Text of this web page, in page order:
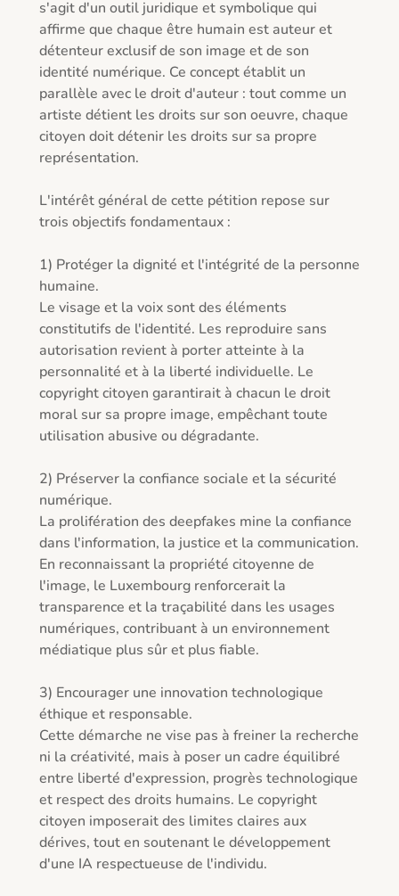
s'agit d'un outil juridique et symbolique qui
affirme que chaque être humain est auteur et
détenteur exclusif de son image et de son
identité numérique. Ce concept établit un
parallèle avec le droit d'auteur : tout comme un
artiste détient les droits sur son oeuvre, chaque
citoyen doit détenir les droits sur sa propre
représentation.
L'intérêt général de cette pétition repose sur
trois objectifs fondamentaux :
1) Protéger la dignité et l'intégrité de la personne
humaine.
Le visage et la voix sont des éléments
constitutifs de l'identité. Les reproduire sans
autorisation revient à porter atteinte à la
personnalité et à la liberté individuelle. Le
copyright citoyen garantirait à chacun le droit
moral sur sa propre image, empêchant toute
utilisation abusive ou dégradante.
2) Préserver la confiance sociale et la sécurité
numérique.
La prolifération des deepfakes mine la confiance
dans l'information, la justice et la communication.
En reconnaissant la propriété citoyenne de
l'image, le Luxembourg renforcerait la
transparence et la traçabilité dans les usages
numériques, contribuant à un environnement
médiatique plus sûr et plus fiable.
3) Encourager une innovation technologique
éthique et responsable.
Cette démarche ne vise pas à freiner la recherche
ni la créativité, mais à poser un cadre équilibré
entre liberté d'expression, progrès technologique
et respect des droits humains. Le copyright
citoyen imposerait des limites claires aux
dérives, tout en soutenant le développement
d'une IA respectueuse de l'individu.